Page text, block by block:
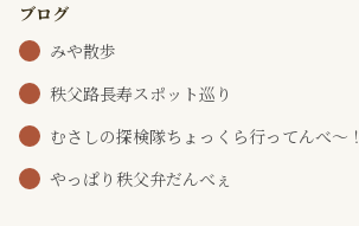
ブログ
みや散歩
秩父路長寿スポット巡り
むさしの探検隊ちょっくら行ってんべ～！
やっぱり秩父弁だんべぇ